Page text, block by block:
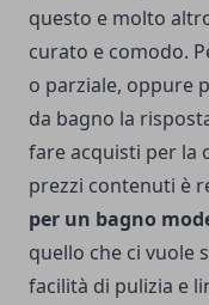
questo e molto
curato e comodo.
o parziale, oppure
da bagno la
fare acquisti per la
prezzi contenuti è
per un bagno
quello che ci vuole
facilità di pulizia e